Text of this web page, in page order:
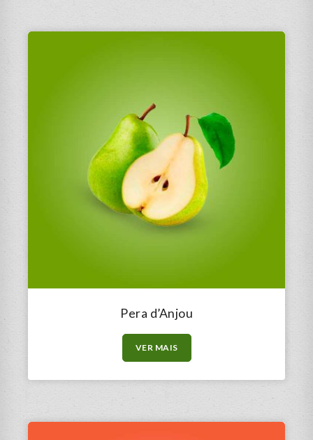
Pera d’Anjou
VER MAIS